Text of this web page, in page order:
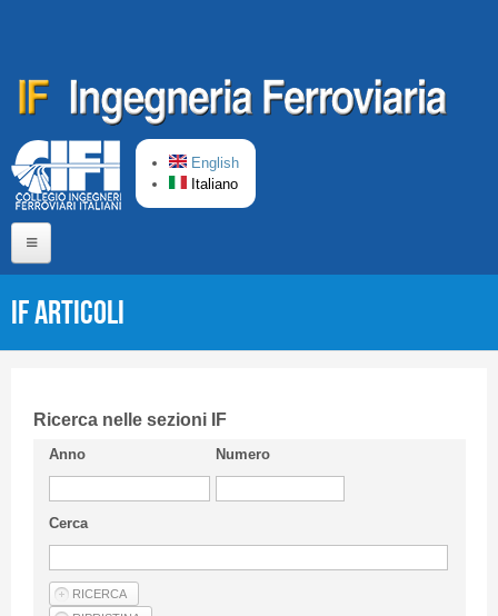
English
Italiano
CIFI in breve
Linee Guida
Privacy Policy
Articoli
IF Articoli
Ricerca nelle sezioni IF
Anno Numero
Cerca